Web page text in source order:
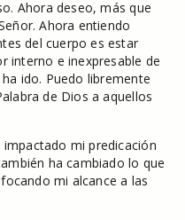
Ahora deseo, más que
Ahora entiendo
del cuerpo es estar
interno e inexpresable de
ido. Puedo libremente
de Dios a aquellos
mi predicación
ha cambiado lo que
mi alcance a las